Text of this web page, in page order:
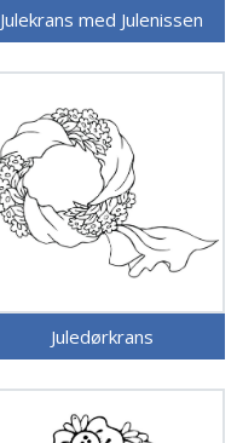
Julekrans med Julenissen
Juledørkrans